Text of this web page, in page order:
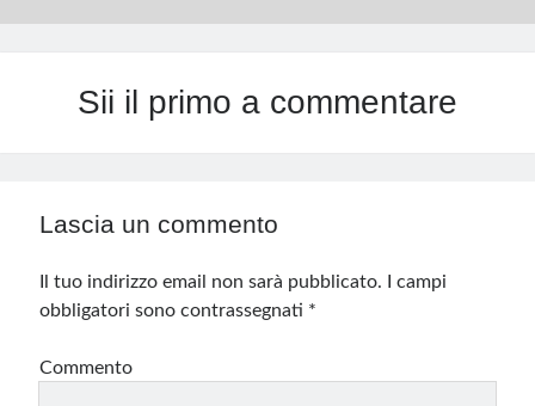
Sii il primo a commentare
Lascia un commento
Il tuo indirizzo email non sarà pubblicato.
I campi
obbligatori sono contrassegnati *
Commento